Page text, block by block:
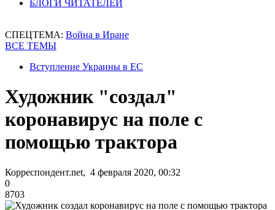
БЛОГИ ЧИТАТЕЛЕЙ
СПЕЦТЕМА: Война в Иране
ВСЕ ТЕМЫ
Вступление Украины в ЕС
Художник "создал"
коронавирус на поле с
помощью трактора
Корреспондент.net, 4 февраля 2020, 00:32
0
8703